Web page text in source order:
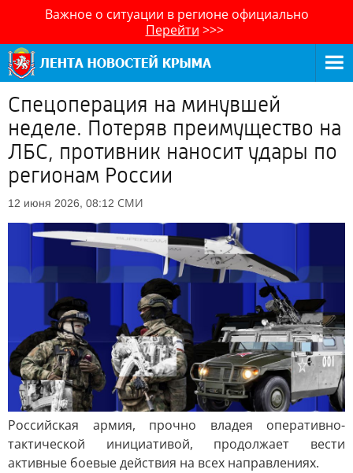
Важное о ситуации в регионе официально
Перейти >>>
Спецоперация на минувшей
неделе. Потеряв преимущество на
ЛБС, противник наносит удары по
регионам России
12 июня 2026, 08:12 СМИ
Российская армия, прочно владея оперативно-
тактической инициативой, продолжает вести
активные боевые действия на всех направлениях.